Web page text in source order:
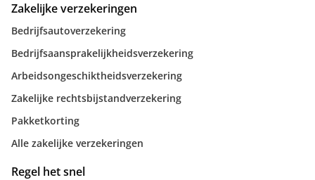
Zakelijke verzekeringen
Bedrijfsautoverzekering
Bedrijfsaansprakelijkheidsverzekering
Arbeidsongeschiktheidsverzekering
Zakelijke rechtsbijstandverzekering
Pakketkorting
Alle zakelijke verzekeringen
Regel het snel